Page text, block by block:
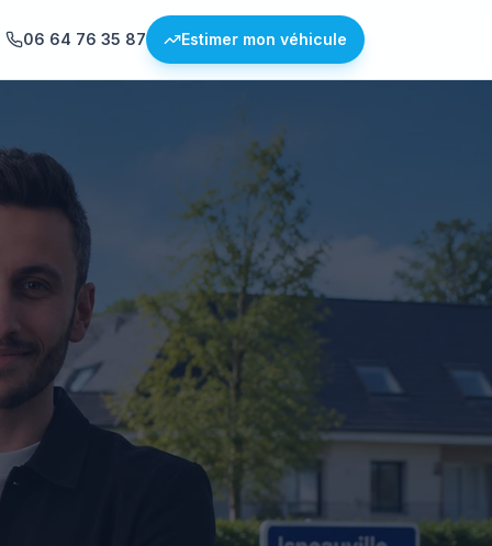
06 64 76 35 87 Estimer mon véhicule